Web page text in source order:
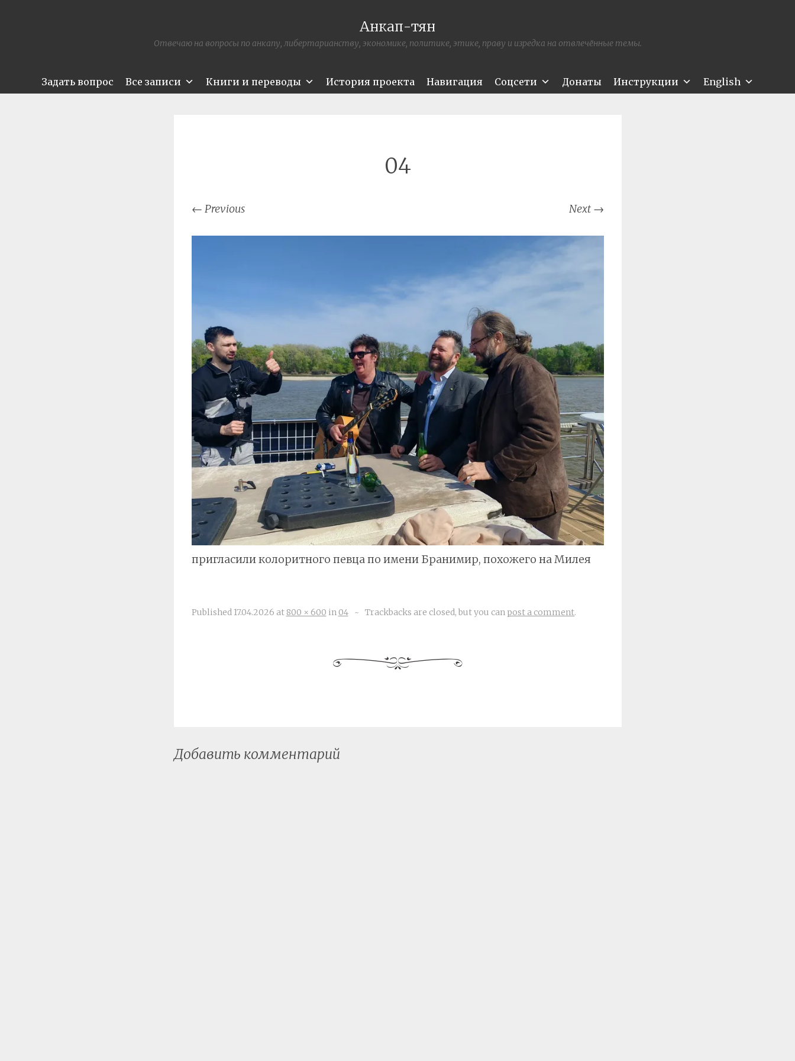
Анкап-тян
Отвечаю на вопросы по анкапу, либертарианству, экономике, политике, этике, праву и изредка на отвлечённые темы.
Задать вопрос Все записи Книги и переводы История проекта Навигация Соцсети Донаты Инструкции English
04
← Previous Next →
пригласили колоритного певца по имени Бранимир, похожего на Милея
Published 17.04.2026 at 800 × 600 in 04 ~ Trackbacks are closed, but you can post a comment.
Добавить комментарий